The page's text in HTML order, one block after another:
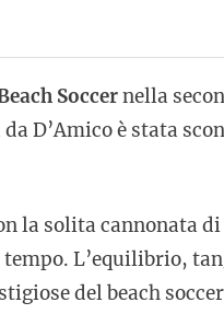
Soccernella
D’Amico è stata
la solita cannonata di
L’equilibrio,
del beach